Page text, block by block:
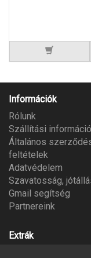
Információk
Rólunk
Szállítási
Általános
feltételek
Adatvédelem
Szavatosság,
Gmail segítség
Partnereink
Extrák